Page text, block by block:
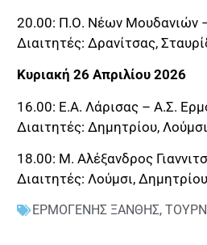
20.00: Π.Ο. Νέων Μουδανιών
Διαιτητές: Δρανίτσας,
Κυριακή 26 Απριλίου 2026
16.00: Ε.Α. Λάρισας – Α.Σ.
Διαιτητές: Δημητρίου,
18.00: Μ. Αλέξανδρος
Διαιτητές: Λούμσι,
ΕΡΜΟΓΕΝΗΣ ΞΑΝΘΗΣ,